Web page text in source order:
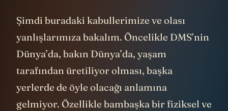
Şimdi buradaki kabullerimize ve olası
yanlışlarımıza bakalım. Öncelikle DMS’nin
Dünya’da, bakın Dünya’da, yaşam
tarafından üretiliyor olması, başka
yerlerde de öyle olacağı anlamına
gelmiyor. Özellikle bambaşka bir fiziksel ve